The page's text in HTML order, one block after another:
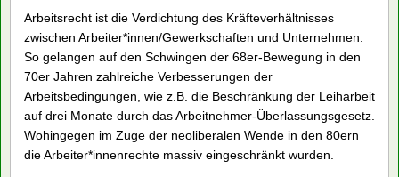
Die Sozialökonomie wurde 1948 als Akademie für
Soziologie und Recht, für umfassende Bildung (offen für
Arbeiter*innen) und Wissenschaft für den
gemeinwirtschaftlichen Sektor. In der heutigen Vielfachkrise
brauchen wir mehr denn je interdisziplinär eingebettete
Rechtswissenschaft vom Standpunkt der Arbeiter*innen! Wer
im Studium bspw. seine Rechte in „Einführung in das